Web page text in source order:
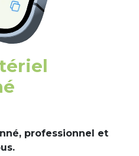
professionnel et